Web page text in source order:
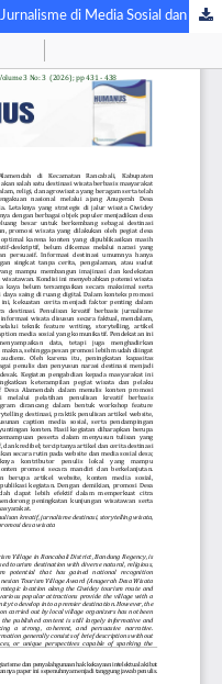
Pelatihan Penulisan Kreatif Berbasis Jurnalisme di Media Sosial dan Website bagi Pegiat Wisata dan Ekonomi Kreatif untuk Memaksimalkan Promosi Destinasi